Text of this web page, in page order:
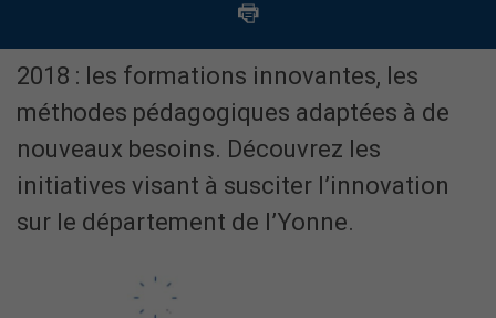
2018 : les formations innovantes, les
méthodes pédagogiques adaptées à de
nouveaux besoins. Découvrez les
initiatives visant à susciter l’innovation
sur le département de l’Yonne.